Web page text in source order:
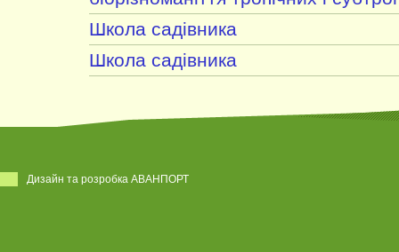
Школа садівника
Школа садівника
Дизайн та розробка АВАНПОРТ